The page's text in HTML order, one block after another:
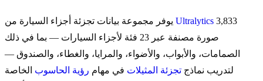
Ultralytics 3,833
صورة مصنفة عبر 23 فئة لأجزاء السيارات — بما في ذلك
الصمامات، والأبواب، والأضواء، والمرايا، والغطاء، والصندوق —
لتدريب نماذج تجزئة المثيلات في مهام رؤية الحاسوب الخاصة